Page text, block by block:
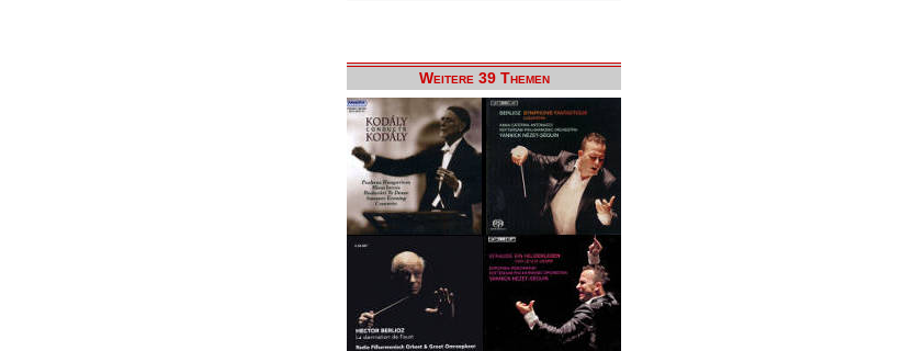
Weitere 39 Themen